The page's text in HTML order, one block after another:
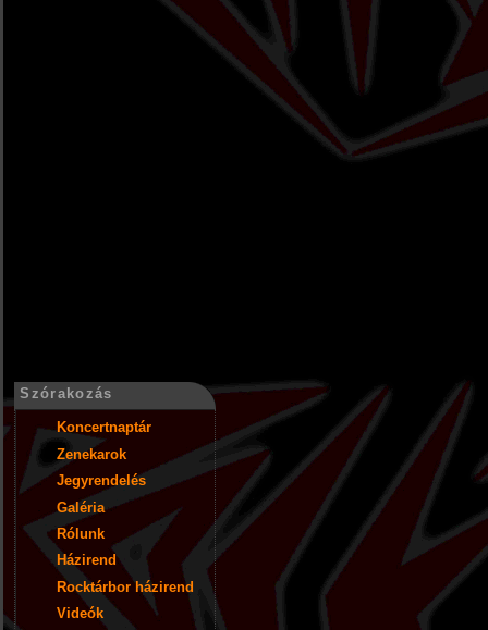
Szórakozás
Koncertnaptár
Zenekarok
Jegyrendelés
Galéria
Rólunk
Házirend
Rocktárbor házirend
Videók